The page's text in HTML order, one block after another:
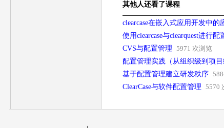
其他人还看了课程
clearcase在嵌入式应用开发中的
使用clearcase与clearquest进行
CVS与配置管理 5971 次浏览
配置管理实践（从组织级到项目
基于配置管理建立研发秩序
ClearCase与软件配置管理 5570